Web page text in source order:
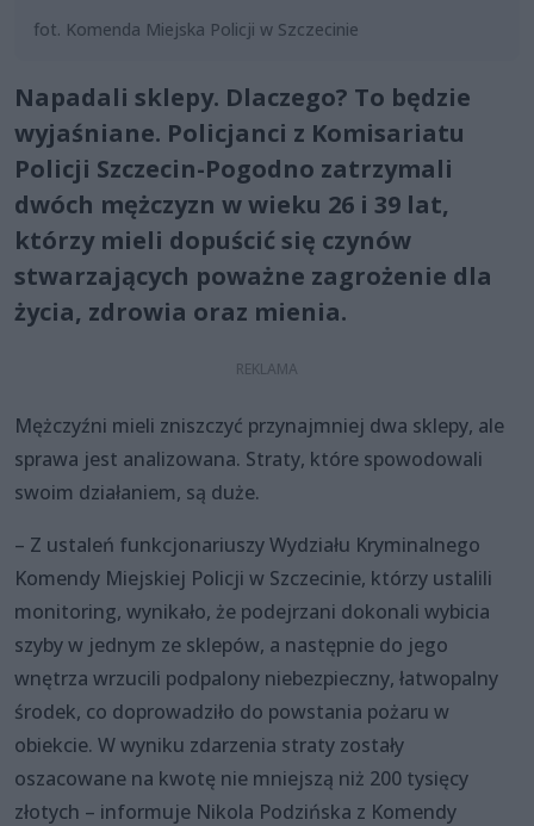
fot. Komenda Miejska Policji w Szczecinie
Napadali sklepy. Dlaczego? To będzie
wyjaśniane. Policjanci z Komisariatu
Policji Szczecin-Pogodno zatrzymali
dwóch mężczyzn w wieku 26 i 39 lat,
którzy mieli dopuścić się czynów
stwarzających poważne zagrożenie dla
życia, zdrowia oraz mienia.
Mężczyźni mieli zniszczyć przynajmniej dwa sklepy, ale
sprawa jest analizowana. Straty, które spowodowali
swoim działaniem, są duże.
– Z ustaleń funkcjonariuszy Wydziału Kryminalnego
Komendy Miejskiej Policji w Szczecinie, którzy ustalili
monitoring, wynikało, że podejrzani dokonali wybicia
szyby w jednym ze sklepów, a następnie do jego
wnętrza wrzucili podpalony niebezpieczny, łatwopalny
środek, co doprowadziło do powstania pożaru w
obiekcie. W wyniku zdarzenia straty zostały
oszacowane na kwotę nie mniejszą niż 200 tysięcy
złotych – informuje Nikola Podzińska z Komendy